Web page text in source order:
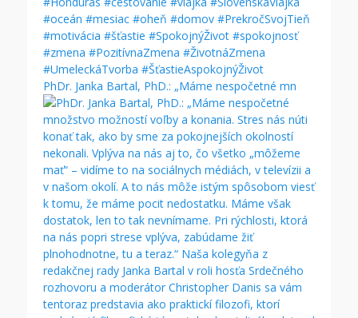
PhDr. Janka Bartal, PhD.: „Máme nespočetné mn